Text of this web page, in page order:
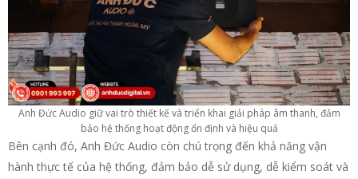
Anh Đức Audio giữ vai trò thiết kế và triển khai giải pháp âm thanh, đảm
bảo hệ thống hoạt động ổn định và hiệu quả
Bên cạnh đó, Anh Đức Audio còn chú trọng đến khả năng vận
hành thực tế của hệ thống, đảm bảo dễ sử dụng, dễ kiểm soát và